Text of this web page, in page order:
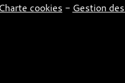
Charte cookies Gestion